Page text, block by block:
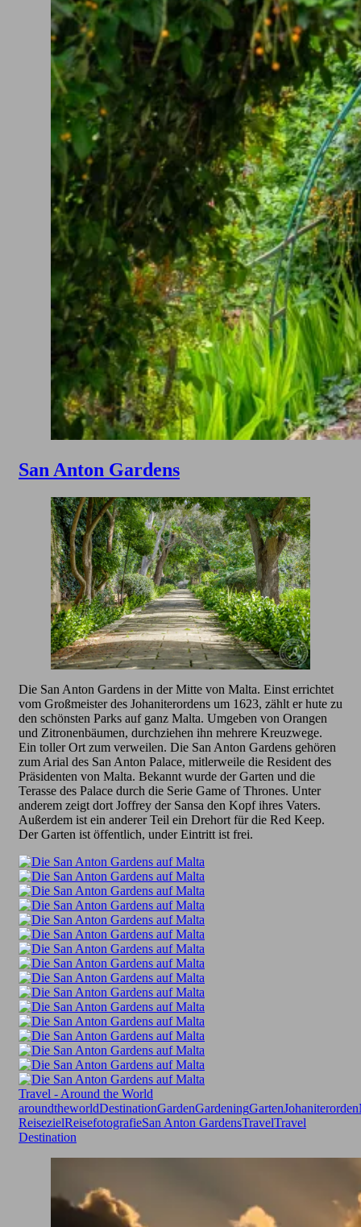
San Anton Gardens
Die San Anton Gardens in der Mitte von Malta. Einst errichtet
vom Großmeister des Johaniterordens um 1623, zählt er hute zu
den schönsten Parks auf ganz Malta. Umgeben von Orangen
und Zitronenbäumen, durchziehen ihn mehrere Kreuzwege.
Ein toller Ort zum verweilen. Die San Anton Gardens gehören
zum Arial des San Anton Palace, mitlerweile die Resident des
Präsidenten von Malta. Bekannt wurde der Garten und die
Terasse des Palace durch die Serie Game of Thrones. Unter
anderem zeigt dort Joffrey der Sansa den Kopf ihres Vaters.
Außerdem ist ein anderer Teil ein Drehort für die Red Keep.
Der Garten ist öffentlich, under Eintritt ist frei.
Travel - Around the World
aroundtheworldDestinationGardenGardeningGartenJohaniterorden
ReisezielReisefotografieSan Anton GardensTravelTravel
Destination